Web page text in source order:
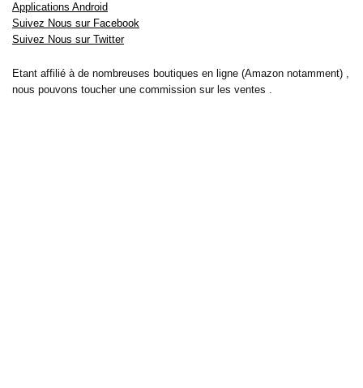
Applications Android
Suivez Nous sur Facebook
Suivez Nous sur Twitter
Etant affilié à de nombreuses boutiques en ligne (Amazon notamment) ,
nous pouvons toucher une commission sur les ventes .